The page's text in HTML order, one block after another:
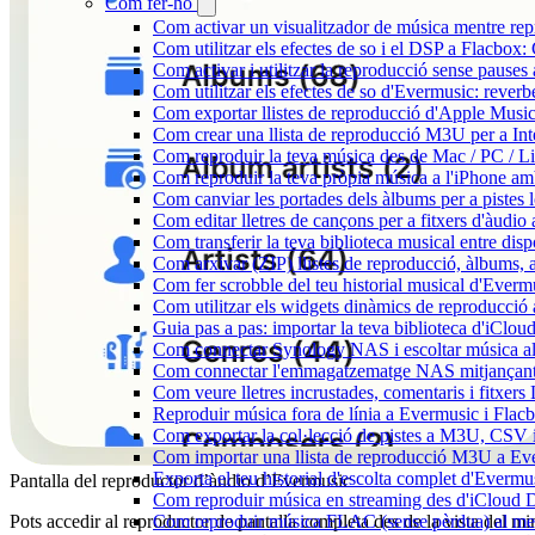
Com activar un visualitzador de música mentre
Com utilitzar els efectes de so i el DSP a
Com activar i utilitzar la reproducció sense pauses
Com utilitzar els efectes de so d'Evermusic:
Com exportar llistes de reproducció d'Apple
Com crear una llista de reproducció M3U per a
Com reproduir la teva música des de Mac / PC
Com reproduir la teva pròpia música a l'iPhone
Com canviar les portades dels àlbums per a
Com editar lletres de cançons per a fitxers
Com transferir la teva biblioteca musical entre
Com arxivar (ZIP) llistes de reproducció, àlbums,
Com fer scrobble del teu historial musical
Com utilitzar els widgets dinàmics de
Guia pas a pas: importar la teva biblioteca
Com connectar Synology NAS i escoltar música
Com connectar l'emmagatzematge NAS
Com veure lletres incrustades, comentaris i
Reproduir música fora de línia a Evermusic i
Com exportar la col·lecció de pistes a M3U,
Com importar una llista de reproducció M3U a
Exporta el teu historial d'escolta complet
Com reproduir música en streaming des d'iCloud
Com reproduir música FLAC (sense pèrdua) al
Pantalla del reproductor d’àudio d’Evermusic
Pots accedir al reproductor de pantalla completa des de la vista del